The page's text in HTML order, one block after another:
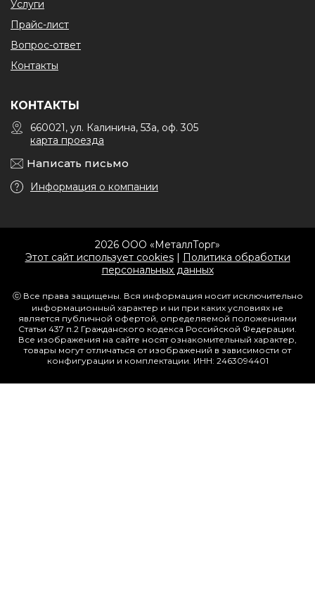
Услуги
Прайс-лист
Вопрос-ответ
Контакты
КОНТАКТЫ
660021, ул. Калинина, 53а, оф. 305
карта проезда
Написать письмо
Информация о компании
2026 ООО «МеталлТорг»
Этот сайт использует cookies| Политика обработки
персональных данных
ⓒ Все права защищены. Вся информация носит исключительно
информационный характер и ни при каких условиях не
является публичной офертой, определяемой положениями
Статьи 437 п.2 Гражданского кодекса Российской Федерации.
Все изображения на сайте носят ознакомительный характер,
товары могут отличаться от изображений в зависимости от
конфигурации и комплектации. ИНН: 2463094401